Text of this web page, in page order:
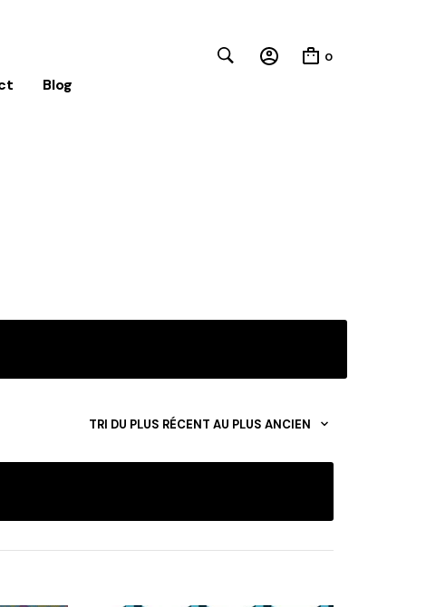
Blog
0
TRI DU PLUS RÉCENT AU PLUS ANCIEN